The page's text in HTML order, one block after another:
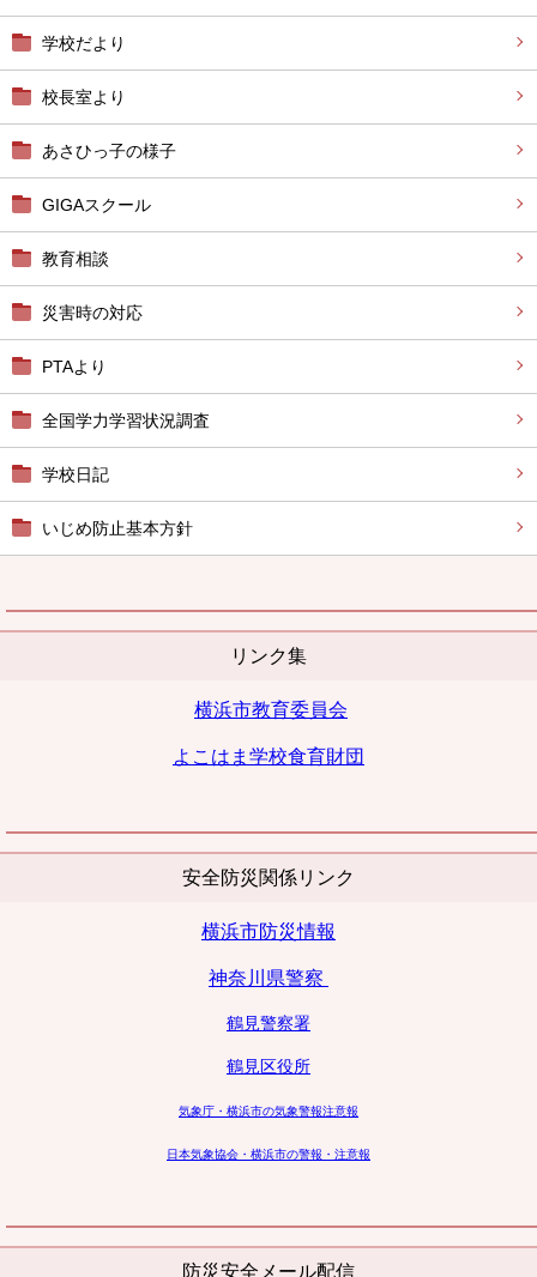
学校だより
校長室より
あさひっ子の様子
GIGAスクール
教育相談
災害時の対応
PTAより
全国学力学習状況調査
学校日記
いじめ防止基本方針
リンク集
横浜市教育委員会
よこはま学校食育財団
安全防災関係リンク
横浜市防災情報
神奈川県警察
鶴見警察署
鶴見区役所
気象庁・横浜市の気象警報注意報
日本気象協会・横浜市の警報・注意報
防災安全メール配信